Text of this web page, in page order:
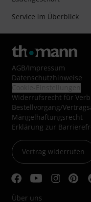
Service im Überblick
AGB/Impressum
Datenschutzhinweise
Widerrufsrecht für
Bestellvorgang/
Mängelhaftungsrecht
Erklärung zur
Vertrag widerrufen
Über uns